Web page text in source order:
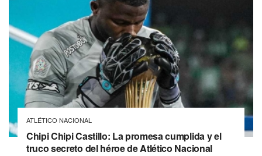
ATLÉTICO NACIONAL
Chipi Chipi Castillo: La promesa cumplida y el
truco secreto del héroe de Atlético Nacional